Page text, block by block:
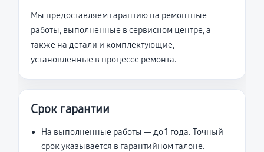
Мы предоставляем гарантию на ремонтные
работы, выполненные в сервисном центре, а
также на детали и комплектующие,
установленные в процессе ремонта.
Срок гарантии
На выполненные работы — до 1 года. Точный
срок указывается в гарантийном талоне.